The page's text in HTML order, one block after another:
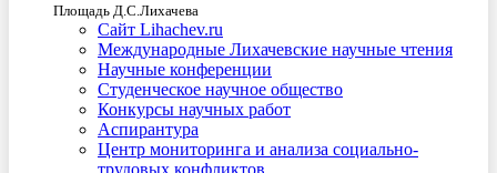
Площадь Д.С.Лихачева
Сайт Lihachev.ru
Международные Лихачевские научные чтения
Научные конференции
Студенческое научное общество
Конкурсы научных работ
Аспирантура
Центр мониторинга и анализа социально-
трудовых конфликтов